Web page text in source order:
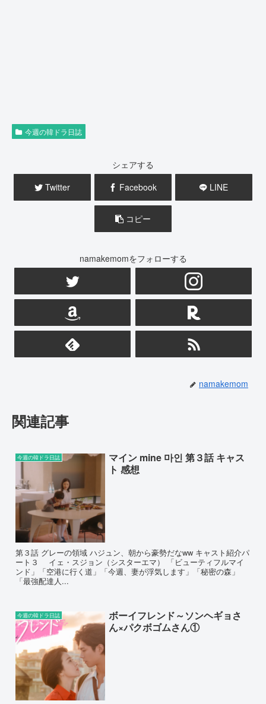
今週の韓ドラ日誌
シェアする
Twitter
Facebook LINE
コピー
namakemomをフォローする
namakemom
関連記事
今週の韓ドラ日誌
マイン mine 마인 第３話 キャス
ト 感想
第３話 グレーの領域 ハジュン、朝から豪勢だなww キャスト紹介パ
ート３ イェ・スジョン（シスターエマ） 「ビューティフルマイ
ンド」「空港に行く道」「今週、妻が浮気します」「秘密の森」
「最強配達人...
今週の韓ドラ日誌
ボーイフレンド～ソンヘギョさ
ん×パクボゴムさん①